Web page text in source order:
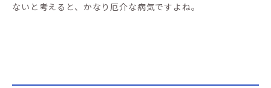
ないと考えると、かなり厄介な病気ですよね。